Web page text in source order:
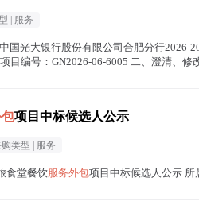
| 服务
国光大银行股份有限公司合肥分行2026-
目编号：GN2026-06-6005 二、澄清、
项目中标候选人公示
类型 | 服务
食堂餐饮服务外包项目中标候选人公示